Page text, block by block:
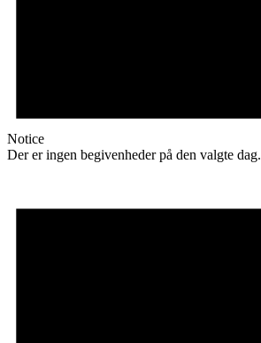
Notice
Der er ingen begivenheder på den valgte dag.